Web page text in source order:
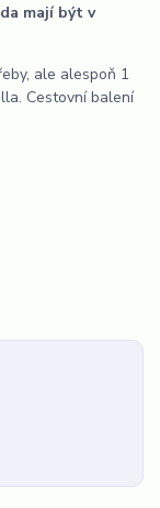
mají být v
ale alespoň 1
Cestovní balení